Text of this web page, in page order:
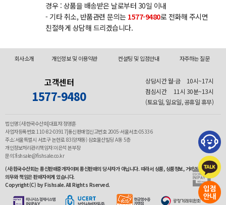
경우 : 상품을 배송받은 날로부터 30일 이내
- 기타 취소, 반품관련 문의는 1577-9480로 전화해 주시면
친절하게 상담해 드리겠습니다.
회사소개 개인정보 및 이용약관 컨설팅 및 입점안내 자주하는 질문
고객센터
1577-9480
상담시간 월-금
10시~17시
점심시간
11시 30분~13시
(토요일, 일요일, 공휴일 휴무)
법인명:(사)한국수산회|대표자:정영훈
사업자등록번호 110-82-03917|통신판매업신고번호 2005-서울서초-05336
주소:서울특별시 서초구 논현로 83(양재동) 삼호물산빌딩 A동 5층
개인정보처리관리책임자:이은석 본부장
문의:fishsale@fishsale.co.kr
(사)한국수산회는 통신판매중개자이며 통신판매의 당사자가 아닙니다. 따라서 상품, 상품정보, 거래에 관한
의무와 책임은 판매자에게 있습니다.
Copyright(C) by Fishsale. All Rights Rserved.